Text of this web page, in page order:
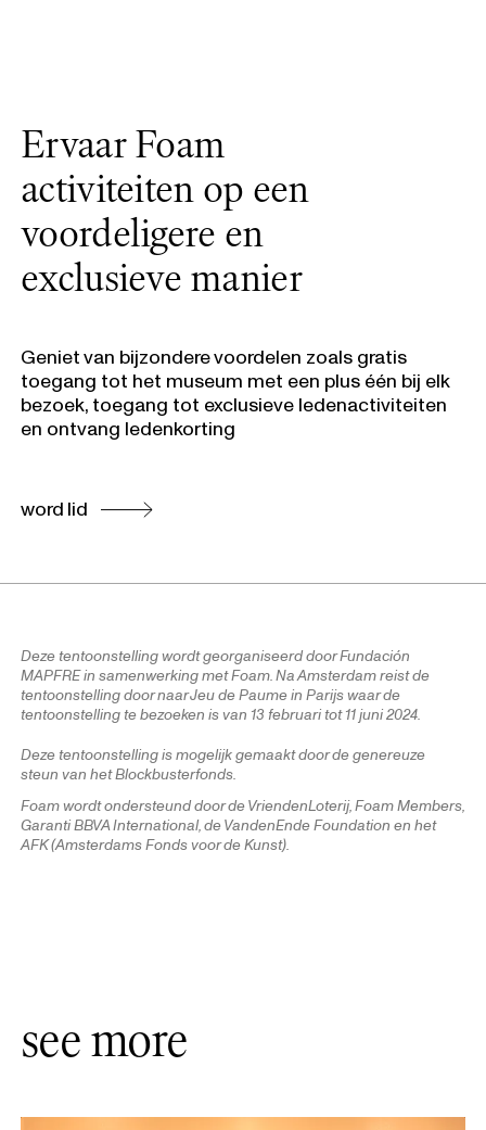
Ervaar Foam
activiteiten op een
voordeligere en
exclusieve manier
Geniet van bijzondere voordelen zoals gratis
toegang tot het museum met een plus één bij elk
bezoek, toegang tot exclusieve ledenactiviteiten
en ontvang ledenkorting
word lid
Deze tentoonstelling wordt georganiseerd door Fundación
MAPFRE in samenwerking met Foam. Na Amsterdam reist de
tentoonstelling door naar Jeu de Paume in Parijs waar de
tentoonstelling te bezoeken is van 13 februari tot 11 juni 2024.
Deze tentoonstelling is mogelijk gemaakt door de genereuze
steun van het Blockbusterfonds.
Foam wordt ondersteund door de VriendenLoterij, Foam Members,
Garanti BBVA International, de VandenEnde Foundation en het
AFK (Amsterdams Fonds voor de Kunst).
see more